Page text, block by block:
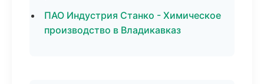
ПАО Индустрия Станко - Химическое
производство в Владикавказ